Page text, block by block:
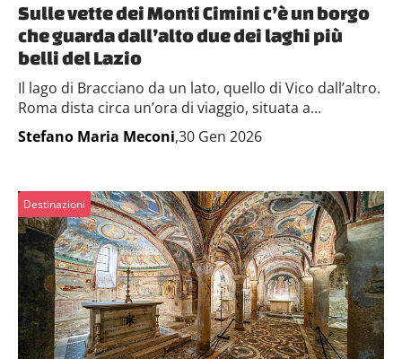
Sulle vette dei Monti Cimini c’è un borgo
che guarda dall’alto due dei laghi più
belli del Lazio
Il lago di Bracciano da un lato, quello di Vico dall’altro.
Roma dista circa un’ora di viaggio, situata a...
Stefano Maria Meconi,30 Gen 2026
Destinazioni